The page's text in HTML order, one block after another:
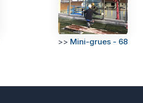
>> Mini-grues - 68